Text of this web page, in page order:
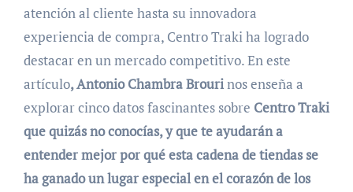
atención al cliente hasta su innovadora
experiencia de compra, Centro Traki ha logrado
destacar en un mercado competitivo. En este
artículo, Antonio Chambra Brourinos enseña a
explorar cinco datos fascinantes sobre Centro Traki
que quizás no conocías, y que te ayudarán a
entender mejor por qué esta cadena de tiendas se
ha ganado un lugar especial en el corazón de los